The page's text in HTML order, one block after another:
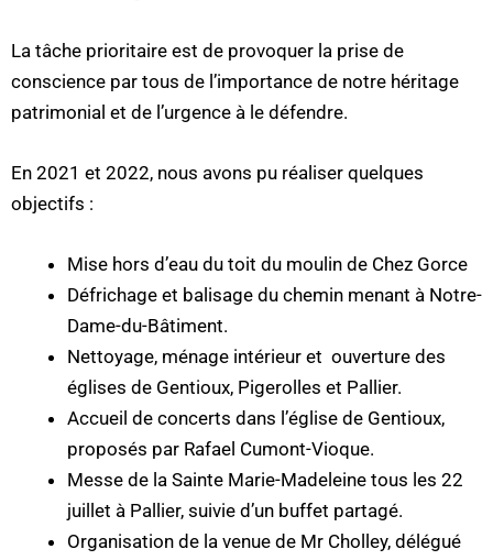
La tâche prioritaire est de provoquer la prise de
conscience par tous de l’importance de notre héritage
patrimonial et de l’urgence à le défendre.
En 2021 et 2022, nous avons pu réaliser quelques
objectifs :
Mise hors d’eau du toit du moulin de Chez Gorce
Défrichage et balisage du chemin menant à Notre-
Dame-du-Bâtiment.
Nettoyage, ménage intérieur et ouverture des
églises de Gentioux, Pigerolles et Pallier.
Accueil de concerts dans l’église de Gentioux,
proposés par Rafael Cumont-Vioque.
Messe de la Sainte Marie-Madeleine tous les 22
juillet à Pallier, suivie d’un buffet partagé.
Organisation de la venue de Mr Cholley, délégué